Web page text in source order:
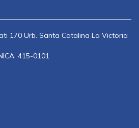
170 Urb. Santa Catalina La Victoria
415-0101